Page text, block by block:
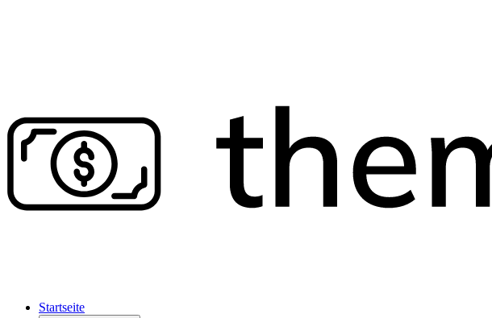
Startseite